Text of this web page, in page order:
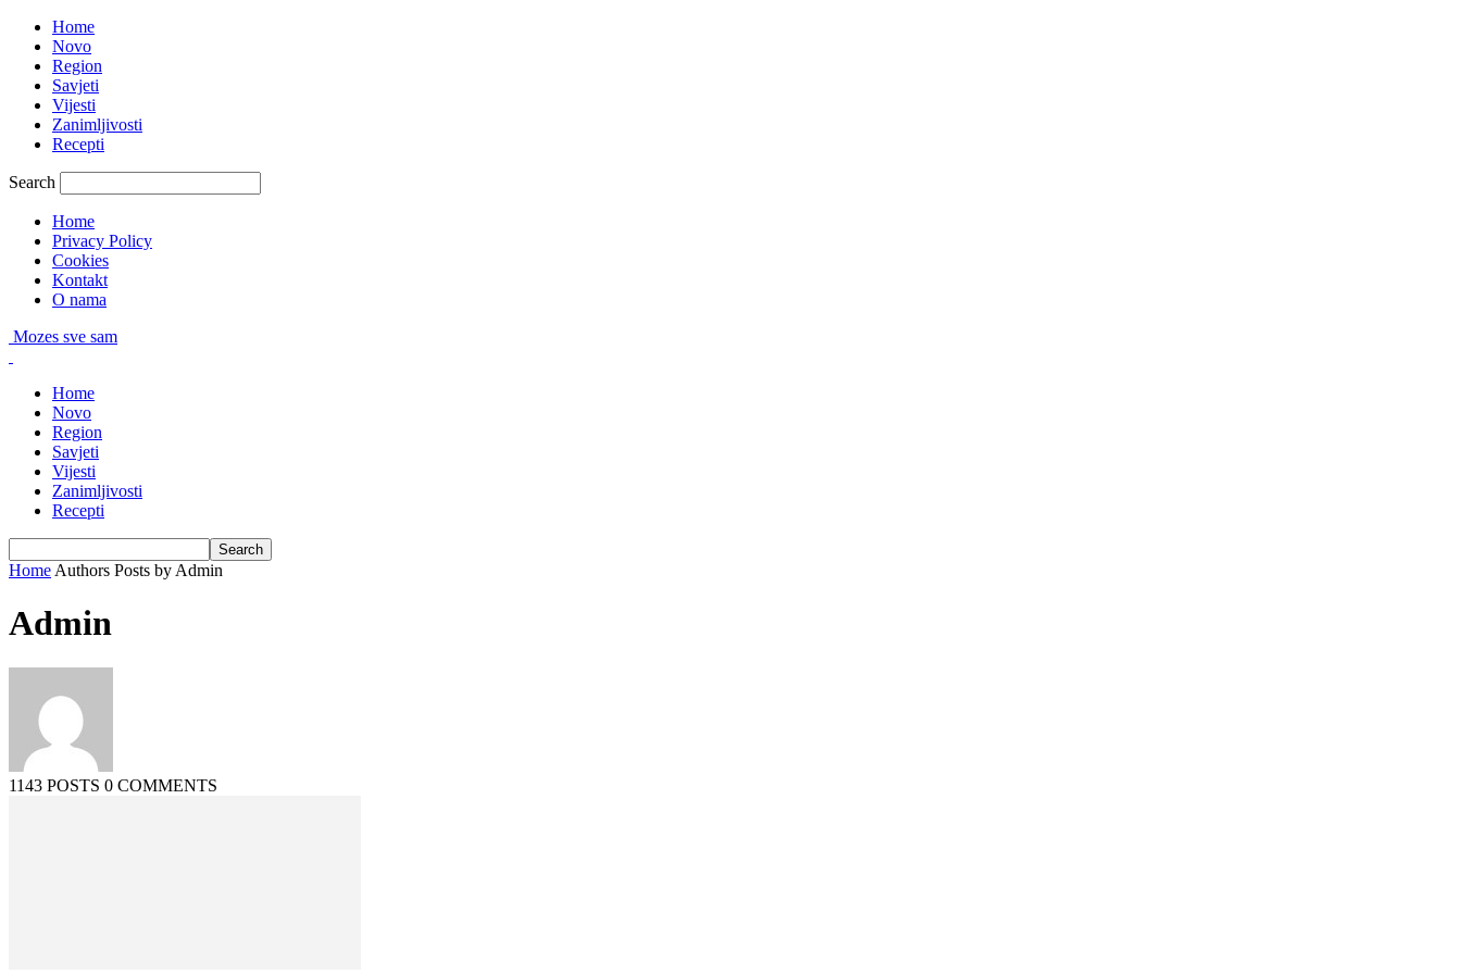
Home
Novo
Region
Savjeti
Vijesti
Zanimljivosti
Recepti
Search
Home
Privacy Policy
Cookies
Kontakt
O nama
Mozes sve sam
Home
Novo
Region
Savjeti
Vijesti
Zanimljivosti
Recepti
Home Authors Posts by Admin
Admin
1143 POSTS 0 COMMENTS